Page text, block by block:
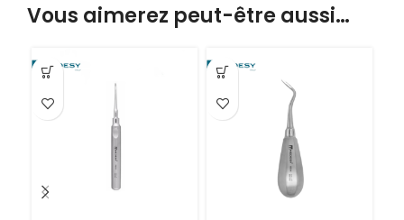
Vous aimerez peut-être aussi…